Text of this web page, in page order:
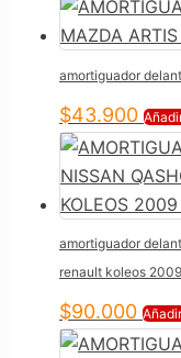
amortiguador
$43.900
amortiguador
renault koleos
$90.000